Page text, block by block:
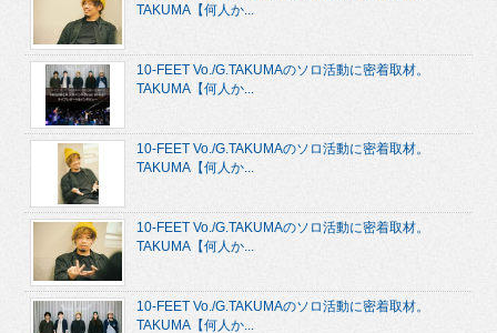
TAKUMA【何人か...
10-FEET Vo./G.TAKUMAのソロ活動に密着取材。
TAKUMA【何人か...
10-FEET Vo./G.TAKUMAのソロ活動に密着取材。
TAKUMA【何人か...
10-FEET Vo./G.TAKUMAのソロ活動に密着取材。
TAKUMA【何人か...
10-FEET Vo./G.TAKUMAのソロ活動に密着取材。
TAKUMA【何人か...